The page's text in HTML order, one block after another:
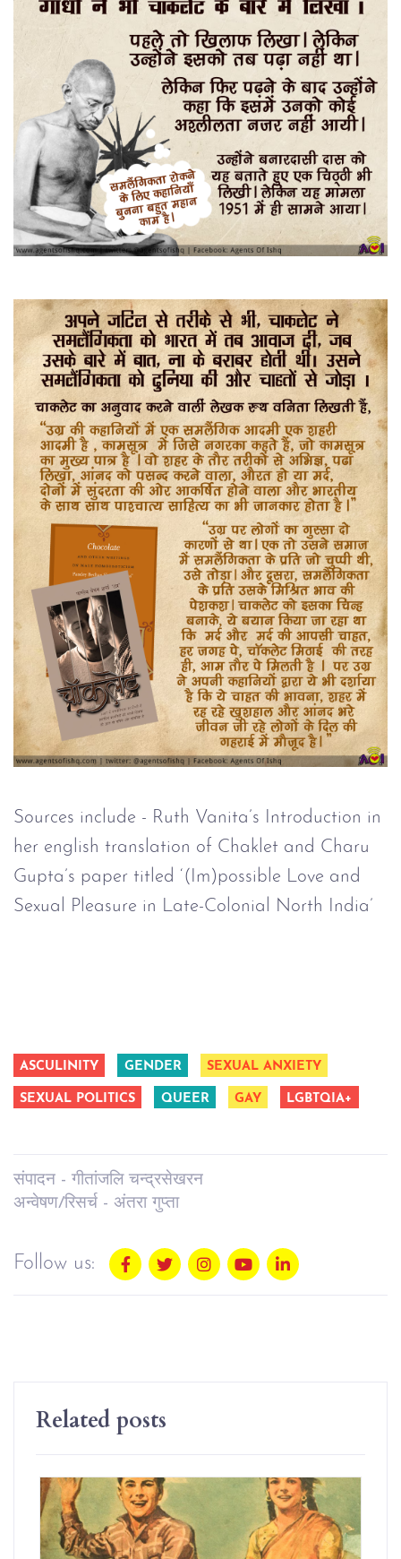
Sources include - Ruth Vanita’s Introduction in
her english translation of Chaklet and Charu
Gupta’s paper titled ‘(Im)possible Love and
Sexual Pleasure in Late-Colonial North India’
ASCULINITY GENDER SEXUAL ANXIETY
SEXUAL POLITICS QUEER GAY LGBTQIA+
संपादन - गीतांजलि चन्द्रसेखरन
अन्वेषण/रिसर्च - अंतरा गुप्ता
Follow us:
Related posts